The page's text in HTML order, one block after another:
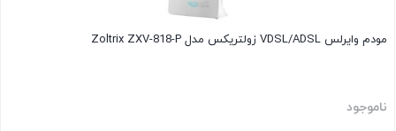
مودم وایرلس VDSL/ADSL زولتریکس مدل Zoltrix ZXV-818-P
ناموجود